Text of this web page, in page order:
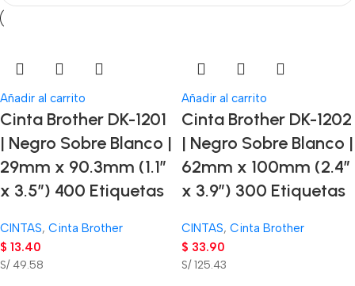
Añadir al carrito
Cinta Brother DK-1201
| Negro Sobre Blanco |
29mm x 90.3mm (1.1″
x 3.5″) 400 Etiquetas
CINTAS, Cinta Brother
$ 13.40
S/ 49.58
Añadir al carrito
Cinta Brother DK-1202
| Negro Sobre Blanco |
62mm x 100mm (2.4″
x 3.9″) 300 Etiquetas
CINTAS, Cinta Brother
$ 33.90
S/ 125.43